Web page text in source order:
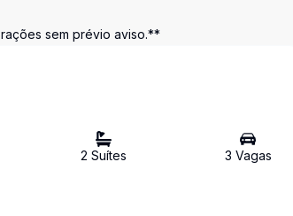
sem prévio aviso.**
2 Suítes 3 Vagas